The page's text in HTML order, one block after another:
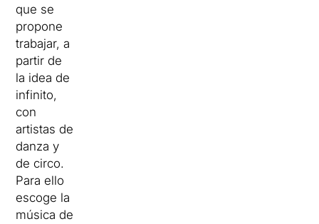
que se
propone
trabajar, a
partir de
la idea de
infinito,
con
artistas de
danza y
de circo.
Para ello
escoge la
música de